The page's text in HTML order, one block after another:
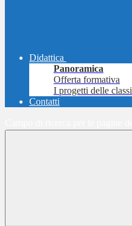
Didattica
Panoramica
Offerta formativa
I progetti delle classi
Contatti